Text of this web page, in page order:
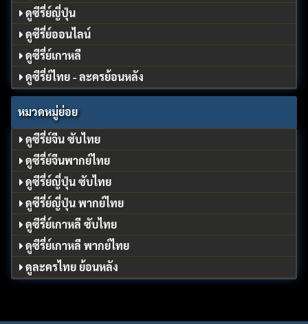
ดูซีรี่ย์ญี่ปุ่น
ดูซีรี่ย์ออนไลน์
ดูซีรี่ย์เกาหลี
ดูซีรี่ย์ไทย - ละครย้อนหลัง
หมวดหมู่ย่อย
ดูซีรี่ย์จีน ซับไทย
ดูซีรี่ย์จีนพากย์ไทย
ดูซีรี่ย์ญี่ปุ่น ซับไทย
ดูซีรี่ย์ญี่ปุ่น พากย์ไทย
ดูซีรี่ย์เกาหลี ซับไทย
ดูซีรี่ย์เกาหลี พากย์ไทย
ดูละครไทย ย้อนหลัง